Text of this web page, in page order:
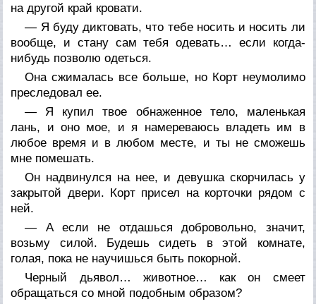
на другой край кровати.
— Я буду диктовать, что тебе носить и носить ли
вообще, и стану сам тебя одевать… если когда-
нибудь позволю одеться.
Она сжималась все больше, но Корт неумолимо
преследовал ее.
— Я купил твое обнаженное тело, маленькая
лань, и оно мое, и я намереваюсь владеть им в
любое время и в любом месте, и ты не сможешь
мне помешать.
Он надвинулся на нее, и девушка скорчилась у
закрытой двери. Корт присел на корточки рядом с
ней.
— А если не отдашься добровольно, значит,
возьму силой. Будешь сидеть в этой комнате,
голая, пока не научишься быть покорной.
Черный дьявол… животное… как он смеет
обращаться со мной подобным образом?